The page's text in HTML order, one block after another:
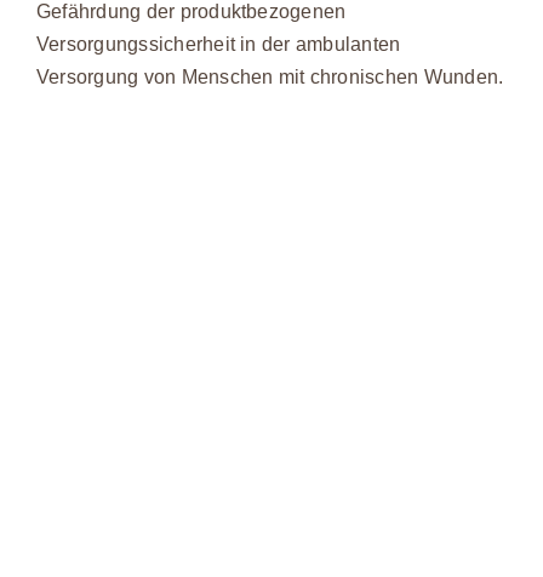
Gefährdung der produktbezogenen
Versorgungssicherheit in der ambulanten
Versorgung von Menschen mit chronischen Wunden.